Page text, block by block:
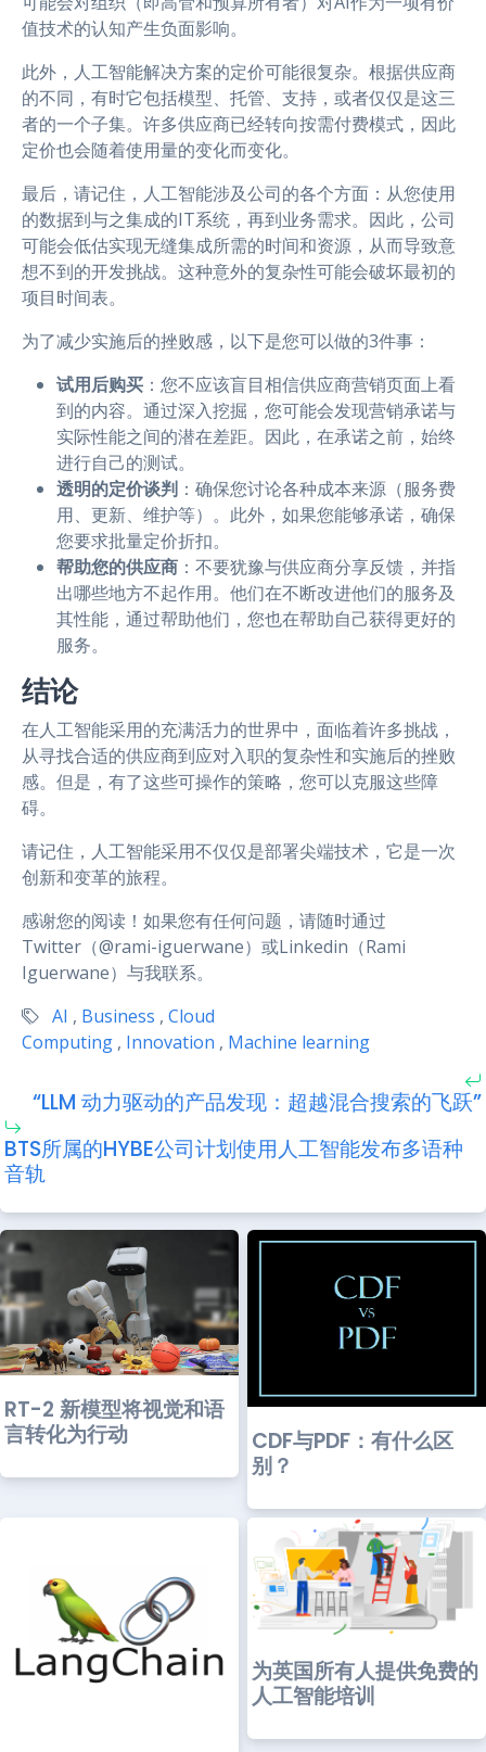
值技术的认知产生负面影响。
此外，人工智能解决方案的定价可能很复杂。根据供应商
的不同，有时它包括模型、托管、支持，或者仅仅是这三
者的一个子集。许多供应商已经转向按需付费模式，因此
定价也会随着使用量的变化而变化。
最后，请记住，人工智能涉及公司的各个方面：从您使用
的数据到与之集成的IT系统，再到业务需求。因此，公司
可能会低估实现无缝集成所需的时间和资源，从而导致意
想不到的开发挑战。这种意外的复杂性可能会破坏最初的
项目时间表。
为了减少实施后的挫败感，以下是您可以做的3件事：
试用后购买 ：您不应该盲目相信供应商营销页面上看
到的内容。通过深入挖掘，您可能会发现营销承诺与
实际性能之间的潜在差距。因此，在承诺之前，始终
进行自己的测试。
透明的定价谈判 ：确保您讨论各种成本来源（服务费
用、更新、维护等）。此外，如果您能够承诺，确保
您要求批量定价折扣。
帮助您的供应商 ：不要犹豫与供应商分享反馈，并指
出哪些地方不起作用。他们在不断改进他们的服务及
其性能，通过帮助他们，您也在帮助自己获得更好的
服务。
结论
在人工智能采用的充满活力的世界中，面临着许多挑战，
从寻找合适的供应商到应对入职的复杂性和实施后的挫败
感。但是，有了这些可操作的策略，您可以克服这些障
碍。
请记住，人工智能采用不仅仅是部署尖端技术，它是一次
创新和变革的旅程。
感谢您的阅读！如果您有任何问题，请随时通过
Twitter（@rami-iguerwane）或Linkedin（Rami
Iguerwane）与我联系。
AI , Business , Cloud
Computing , Innovation , Machine learning
“LLM 动力驱动的产品发现：超越混合搜索的飞跃”
BTS所属的HYBE公司计划使用人工智能发布多语种
音轨
RT-2 新模型将视觉和语
言转化为行动
CDF与PDF：有什么区
别？
为英国所有人提供免费的
人工智能培训